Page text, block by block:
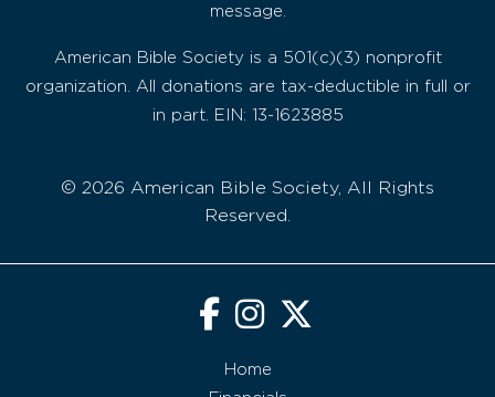
message.
American Bible Society is a 501(c)(3) nonprofit
organization. All donations are tax-deductible in full or
in part. EIN: 13-1623885
© 2026 American Bible Society, All Rights
Reserved.
Home